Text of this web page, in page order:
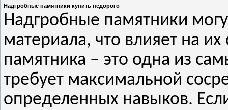
Надгробные памятники купить недорого
Надгробные памятники
материала, что влияет на
памятника – это одна из
требует максимальной
определенных навыков.